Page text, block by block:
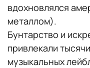
вдохновлялся
металлом).
Бунтарство и
привлекали
музыкальных